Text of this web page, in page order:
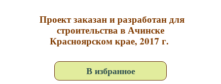
Проект заказан и разработан для
строительства в Ачинске
Красноярском крае, 2017 г.
В избранное